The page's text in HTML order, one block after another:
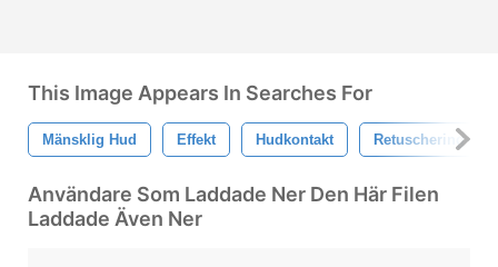
This Image Appears In Searches For
Mänsklig Hud Effekt Hudkontakt Retuschering
Användare Som Laddade Ner Den Här Filen
Laddade Även Ner